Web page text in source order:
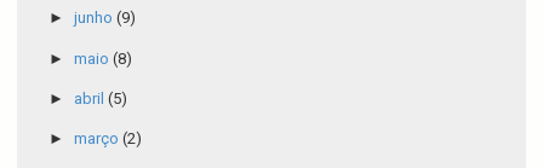
► junho (9)
► maio (8)
► abril (5)
► março (2)